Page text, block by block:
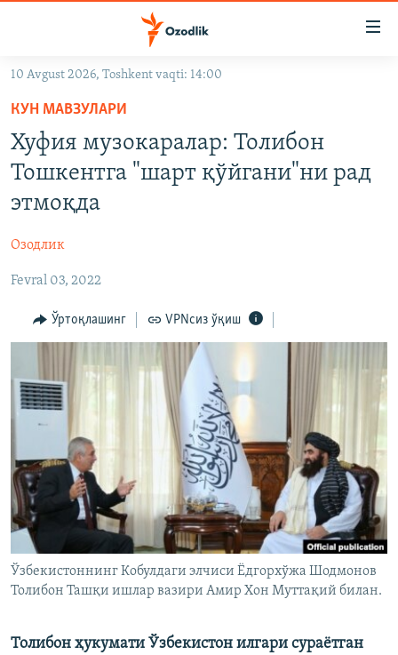
Асосий
навигацияга
ўтинг
Қидиришга
ўтинг
OZODVIDEO
OZODARXIV
На русском
ИЖТИМОИЙ ТАРМОҚЛАР
Озодлик бошқа тилларда
10 Avgust 2026, Toshkent vaqti: 14:00
КУН МАВЗУЛАРИ
Хуфия музокаралар: Толибон
Тошкентга "шарт қўйгани"ни рад
этмоқда
Озодлик
Fevral 03, 2022
Ўртоқлашинг VPNсиз ўқиш
Ўзбекистоннинг Кобулдаги элчиси Ёдгорхўжа Шодмонов
Толибон Ташқи ишлар вазири Амир Хон Муттақий билан.
Толибон ҳукумати Ўзбекистон илгари сураётган